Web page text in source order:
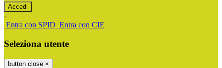
-
Entra con SPID Entra con CIE
Seleziona utente
button close ×